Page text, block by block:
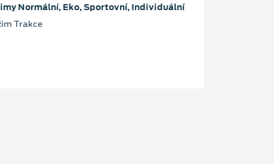
Normální, Eko, Sportovní, Individuální
Trakce